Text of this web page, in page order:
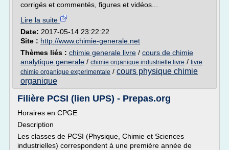
corrigés et commentés, figures et vidéos...
Lire la suite
Date: 2017-05-14 23:22:22
Site : http://www.chimie-generale.net
Thèmes liés : chimie generale livre / cours de chimie
analytique generale / chimie organique industrielle livre / livre
chimie organique experimentale / cours physique chimie
organique
Filière PCSI (lien UPS) - Prepas.org
Horaires en CPGE
Description
Les classes de PCSI (Physique, Chimie et Sciences
industrielles) correspondent à une première année de